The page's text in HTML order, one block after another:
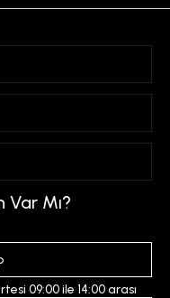
Var Mı?
09:00 ile 14:00 arası